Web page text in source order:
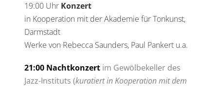
19:00 Uhr Konzert
in Kooperation mit der Akademie für Tonkunst,
Darmstadt
Werke von Rebecca Saunders, Paul Pankert u.a.
21:00 Nachtkonzert im Gewölbekeller des
Jazz-Instituts (kuratiert in Kooperation mit dem